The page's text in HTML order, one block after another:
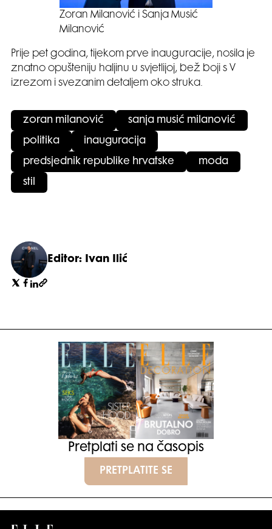
Zoran Milanović i Sanja Musić
Milanović
Prije pet godina, tijekom prve inauguracije, nosila je
znatno opušteniju haljinu u svjetlijoj, bež boji s V
izrezom i svezanim detaljem oko struka.
zoran milanović sanja musić milanović
politika inauguracija
predsjednik republike hrvatske moda
stil
Editor: Ivan Ilić
Pretplati se na časopis
PRETPLATITE SE